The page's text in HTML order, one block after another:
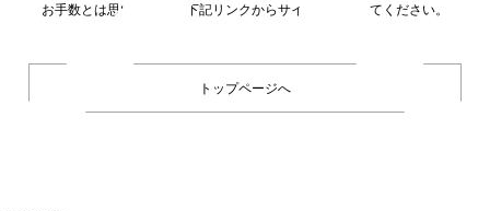
お手数とは思いますが、下記リンクからサイトへ移動してください。
トップページへ